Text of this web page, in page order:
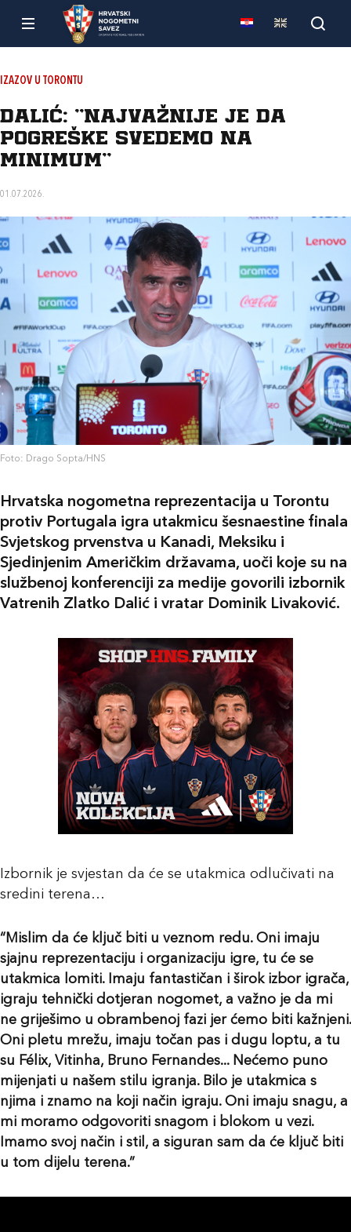
IZAZOV U TORONTU
Dalić: “Najvažnije je da
pogreške svedemo na
minimum“
01.07.2026.
Foto: Drago Sopta/HNS
Hrvatska nogometna reprezentacija u Torontu
protiv Portugala igra utakmicu šesnaestine finala
Svjetskog prvenstva u Kanadi, Meksiku i
Sjedinjenim Američkim državama, uoči koje su na
službenoj konferenciji za medije govorili izbornik
Vatrenih Zlatko Dalić i vratar Dominik Livaković.
Izbornik je svjestan da će se utakmica odlučivati na
sredini terena…
“Mislim da će ključ biti u veznom redu. Oni imaju
sjajnu reprezentaciju i organizaciju igre, tu će se
utakmica lomiti. Imaju fantastičan i širok izbor igrača,
igraju tehnički dotjeran nogomet, a važno je da mi
ne griješimo u obrambenoj fazi jer ćemo biti kažnjeni.
Oni pletu mrežu, imaju točan pas i dugu loptu, a tu
su Félix, Vitinha, Bruno Fernandes... Nećemo puno
mijenjati u našem stilu igranja. Bilo je utakmica s
njima i znamo na koji način igraju. Oni imaju snagu, a
mi moramo odgovoriti snagom i blokom u vezi.
Imamo svoj način i stil, a siguran sam da će ključ biti
u tom dijelu terena.”